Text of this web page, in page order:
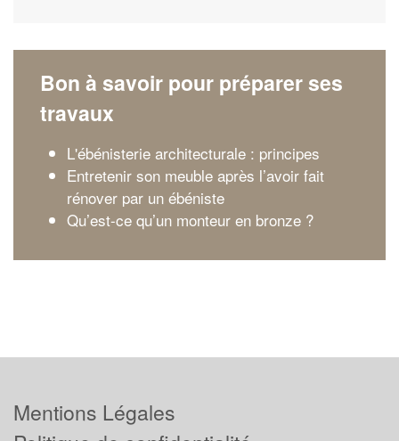
Bon à savoir pour préparer ses
travaux
L'ébénisterie architecturale : principes
Entretenir son meuble après l’avoir fait
rénover par un ébéniste
Qu’est-ce qu’un monteur en bronze ?
Mentions Légales